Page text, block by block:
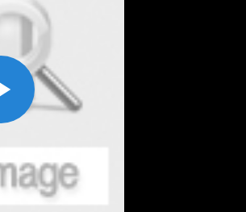
Play
Video